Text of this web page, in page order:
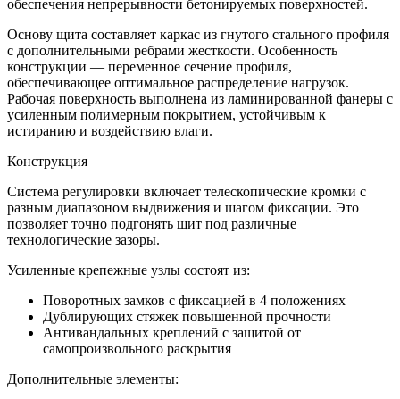
обеспечения непрерывности бетонируемых поверхностей.
Основу щита составляет каркас из гнутого стального профиля
с дополнительными ребрами жесткости. Особенность
конструкции — переменное сечение профиля,
обеспечивающее оптимальное распределение нагрузок.
Рабочая поверхность выполнена из ламинированной фанеры с
усиленным полимерным покрытием, устойчивым к
истиранию и воздействию влаги.
Конструкция
Система регулировки включает телескопические кромки с
разным диапазоном выдвижения и шагом фиксации. Это
позволяет точно подгонять щит под различные
технологические зазоры.
Усиленные крепежные узлы состоят из:
Поворотных замков с фиксацией в 4 положениях
Дублирующих стяжек повышенной прочности
Антивандальных креплений с защитой от
самопроизвольного раскрытия
Дополнительные элементы: